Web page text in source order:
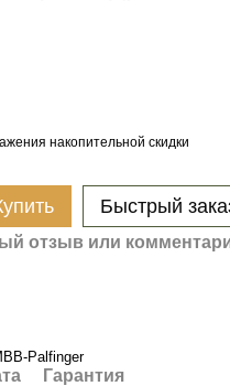
накопительной скидки
Быстрый
отзыв или
Palfinger
Гарантия